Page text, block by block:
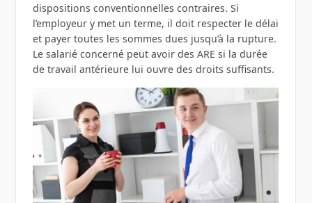
dispositions conventionnelles contraires. Si
l’employeur y met un terme, il doit respecter le délai
et payer toutes les sommes dues jusqu’à la rupture.
Le salarié concerné peut avoir des ARE si la durée
de travail antérieure lui ouvre des droits suffisants.